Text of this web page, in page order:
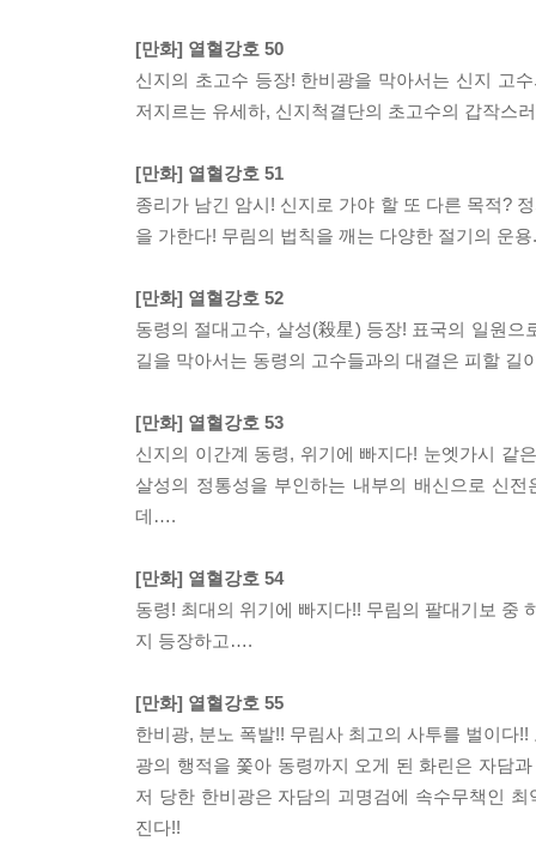
[만화] 열혈강호 50
신지의 초고수 등장! 한비광을 막아서는 신지 고
저지르는 유세하, 신지척결단의 초고수의 갑작스
[만화] 열혈강호 51
종리가 남긴 암시! 신지로 가야 할 또 다른 목적?
을 가한다! 무림의 법칙을 깨는 다양한 절기의 운용.
[만화] 열혈강호 52
동령의 절대고수, 살성(殺星) 등장! 표국의 일원
길을 막아서는 동령의 고수들과의 대결은 피할 길
[만화] 열혈강호 53
신지의 이간계 동령, 위기에 빠지다! 눈엣가시 같
살성의 정통성을 부인하는 내부의 배신으로 신
데….
[만화] 열혈강호 54
동령! 최대의 위기에 빠지다!! 무림의 팔대기보 중
지 등장하고….
[만화] 열혈강호 55
한비광, 분노 폭발!! 무림사 최고의 사투를 벌이다
광의 행적을 쫓아 동령까지 오게 된 화린은 자담
저 당한 한비광은 자담의 괴명검에 속수무책인
진다!!